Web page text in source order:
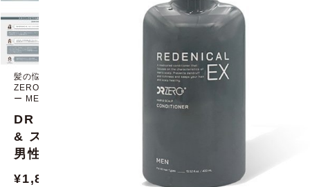
髪の悩みにリデンシルを配合した浸透カプセルで頭皮にブースト DR
ZERO ドクターゼロ リデニカルEXヘア & スカルプコンディショナ
ー MEN
DR ZERO ドクターゼロ リデニカルEXヘア
& スカルプコンディショナー MEN 400mL
男性用【医薬部外品】
¥1,800